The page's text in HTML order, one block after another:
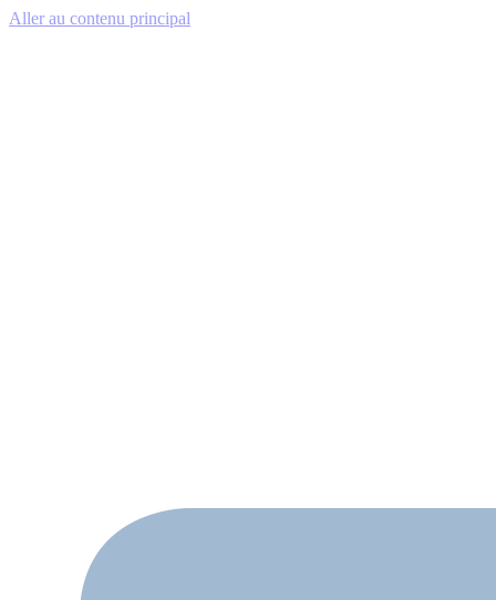
Aller au contenu principal